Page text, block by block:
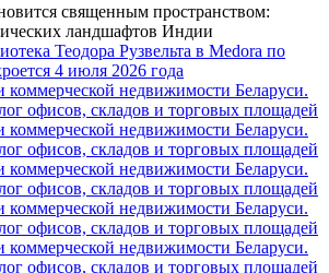
священным пространством:
ландшафтов Индии
Теодора Рузвельта в Medora по
4 июля 2026 года
коммерческой недвижимости Беларуси.
офисов, складов и торговых площадей
коммерческой недвижимости Беларуси.
офисов, складов и торговых площадей
коммерческой недвижимости Беларуси.
офисов, складов и торговых площадей
коммерческой недвижимости Беларуси.
офисов, складов и торговых площадей
коммерческой недвижимости Беларуси.
офисов, складов и торговых площадей